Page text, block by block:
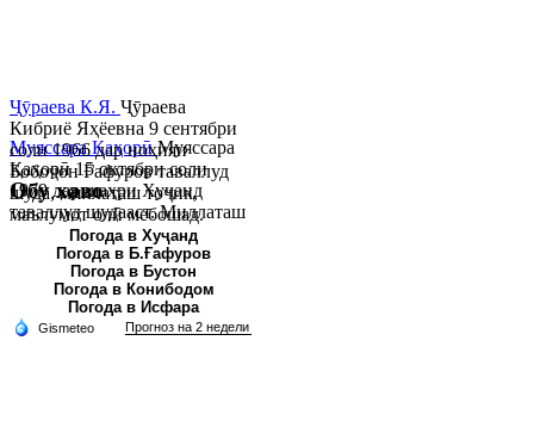
Муяссара ҚаҳорӣМуяссара
Қаҳорӣ 15 октябри соли
1979 дар шаҳри Хуҷанд
таваллуд шудааст. Миллаташ
тоҷик. Маълумот олӣ. Соли
2002 Донишгоҳи давлатии
Хуҷанд ба...
Ҷӯраева К.Я. Ҷӯраева
Кибриё Яҳёевна 9 сентябри
соли 1966 дар ноҳияи
Бобоҷон Ғафуров таваллуд
шуда, миллаташ тоҷик,
маълумот олӣ мебошад.
Соли 1997 Донишг...
Обу хаво
Погода в Хуҷанд
Погода в Б.Ғафуров
Погода в Бустон
Погода в Конибодом
Погода в Исфара